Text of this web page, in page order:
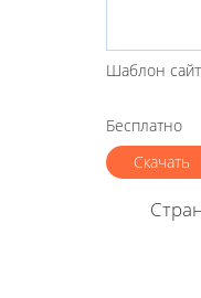
Шаблон
Бесплатно
Скачать